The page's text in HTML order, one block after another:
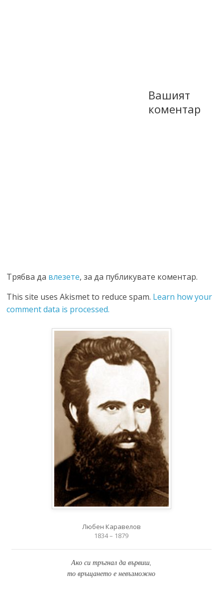
Вашият
коментар
Трябва да влезете, за да публикувате коментар.
This site uses Akismet to reduce spam. Learn how your
comment data is processed.
Любен Каравелов
1834 – 1879
Ако си тръгнал да вървиш,
то връщането е невъзможно